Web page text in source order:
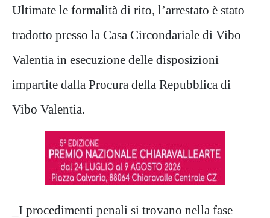
Ultimate le formalità di rito, l’arrestato è stato
tradotto presso la Casa Circondariale di Vibo
Valentia in esecuzione delle disposizioni
impartite dalla Procura della Repubblica di
Vibo Valentia.
_I procedimenti penali si trovano nella fase